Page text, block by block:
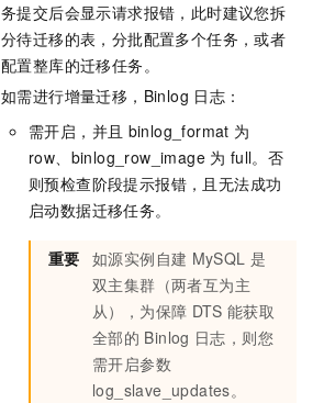
务提交后会显示请求报错，此时建议您拆
分待迁移的表，分批配置多个任务，或者
配置整库的迁移任务。
如需进行增量迁移，Binlog 日志：
需开启，并且 binlog_format 为
row、binlog_row_image 为 full。否
则预检查阶段提示报错，且无法成功
启动数据迁移任务。
重要 如源实例自建 MySQL 是
双主集群（两者互为主
从），为保障 DTS 能获取
全部的 Binlog 日志，则您
需开启参数
log_slave_updates。